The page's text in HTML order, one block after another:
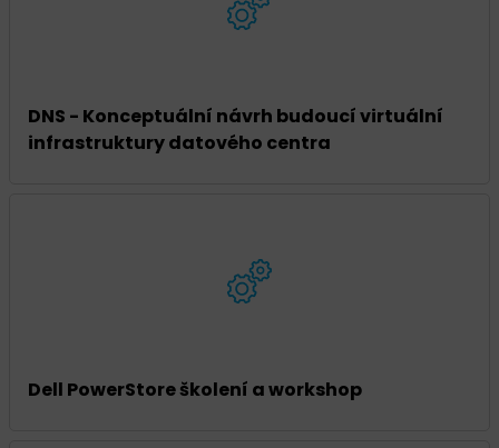
DNS - Konceptuální návrh budoucí virtuální
infrastruktury datového centra
Dell PowerStore školení a workshop